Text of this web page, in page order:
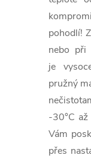
pohodlí!
nebo při
je
pružný
-30°C
Vám
přes